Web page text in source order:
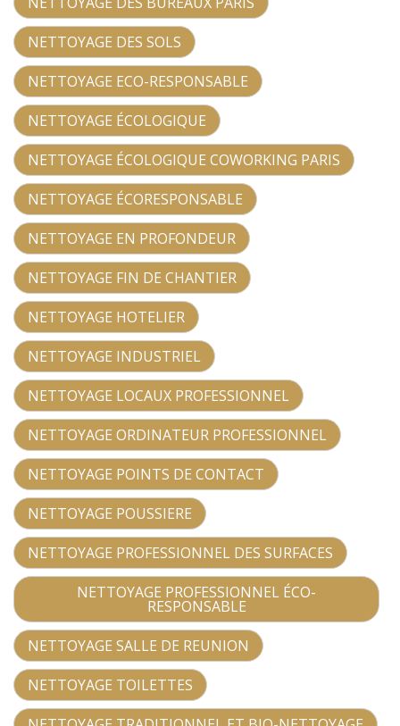
NETTOYAGE DES SOLS
NETTOYAGE ECO-RESPONSABLE
NETTOYAGE ÉCOLOGIQUE
NETTOYAGE ÉCOLOGIQUE COWORKING PARIS
NETTOYAGE ÉCORESPONSABLE
NETTOYAGE EN PROFONDEUR
NETTOYAGE FIN DE CHANTIER
NETTOYAGE HOTELIER
NETTOYAGE INDUSTRIEL
NETTOYAGE LOCAUX PROFESSIONNEL
NETTOYAGE ORDINATEUR PROFESSIONNEL
NETTOYAGE POINTS DE CONTACT
NETTOYAGE POUSSIERE
NETTOYAGE PROFESSIONNEL DES SURFACES
NETTOYAGE PROFESSIONNEL ÉCO-
RESPONSABLE
NETTOYAGE SALLE DE REUNION
NETTOYAGE TOILETTES